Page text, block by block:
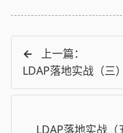
←
上一篇：
LDAP落地实战（三
LDAP落地实战